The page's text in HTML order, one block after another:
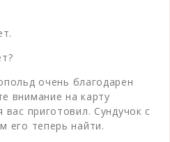
очень благодарен
внимание на карту
приготовил. Сундучок с
его теперь найти.